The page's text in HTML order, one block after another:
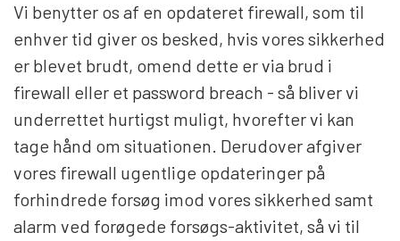
Vi benytter os af en opdateret firewall, som til
enhver tid giver os besked, hvis vores sikkerhed
er blevet brudt, omend dette er via brud i
firewall eller et password breach - så bliver vi
underrettet hurtigst muligt, hvorefter vi kan
tage hånd om situationen. Derudover afgiver
vores firewall ugentlige opdateringer på
forhindrede forsøg imod vores sikkerhed samt
alarm ved forøgede forsøgs-aktivitet, så vi til